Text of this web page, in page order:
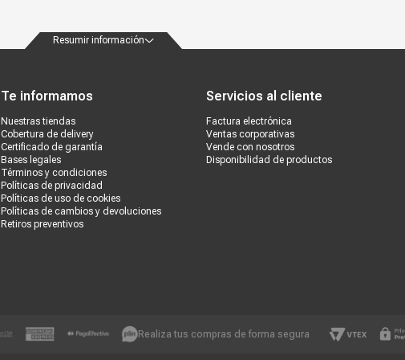
Resumir información
Te informamos
Nuestras tiendas
Cobertura de delivery
Certificado de garantía
Bases legales
Términos y condiciones
Políticas de privacidad
Políticas de uso de cookies
Políticas de cambios y devoluciones
Retiros preventivos
Servicios al cliente
Factura electrónica
Ventas corporativas
Vende con nosotros
Disponibilidad de productos
Realiza tus compras de forma segura